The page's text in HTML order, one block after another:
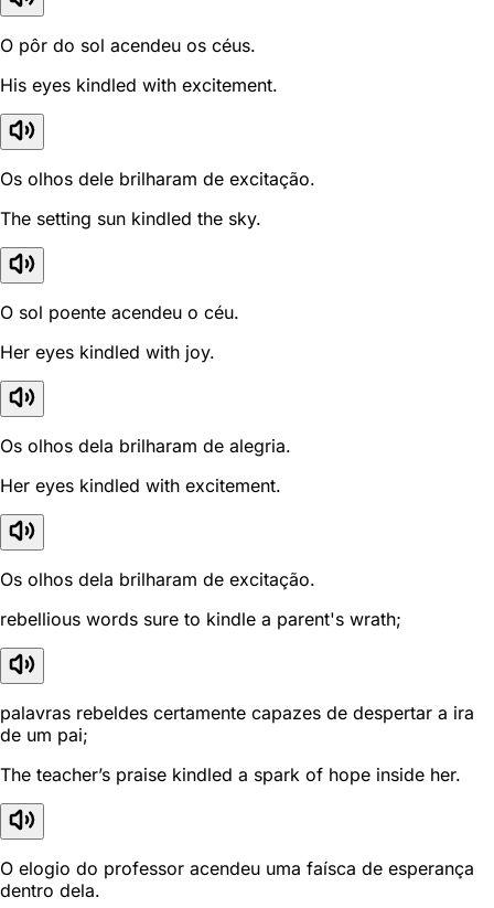
O pôr do sol acendeu os céus.
His eyes kindled with excitement.
Os olhos dele brilharam de excitação.
The setting sun kindled the sky.
O sol poente acendeu o céu.
Her eyes kindled with joy.
Os olhos dela brilharam de alegria.
Her eyes kindled with excitement.
Os olhos dela brilharam de excitação.
rebellious words sure to kindle a parent's wrath;
palavras rebeldes certamente capazes de despertar a ira
de um pai;
The teacher’s praise kindled a spark of hope inside her.
O elogio do professor acendeu uma faísca de esperança
dentro dela.